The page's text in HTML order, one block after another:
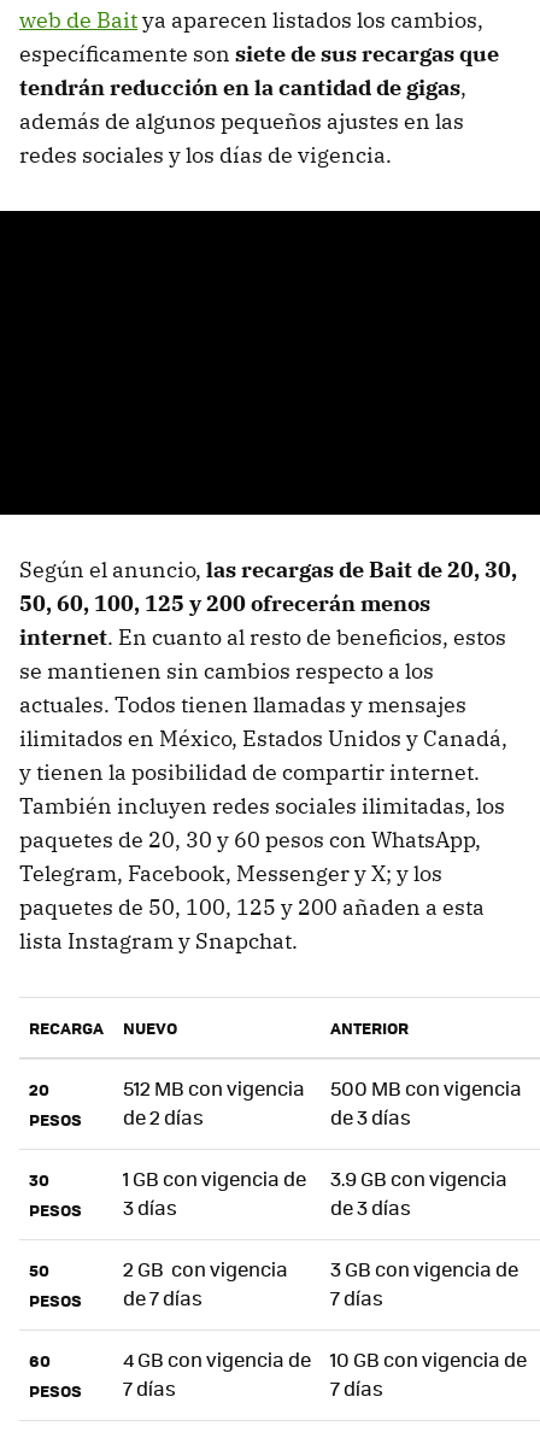
web de Baitya aparecen listados los cambios,
específicamente son siete de sus recargas que
tendrán reducción en la cantidad de gigas,
además de algunos pequeños ajustes en las
redes sociales y los días de vigencia.
Según el anuncio, las recargas de Bait de 20, 30,
50, 60, 100, 125 y 200 ofrecerán menos
internet. En cuanto al resto de beneficios, estos
se mantienen sin cambios respecto a los
actuales. Todos tienen llamadas y mensajes
ilimitados en México, Estados Unidos y Canadá,
y tienen la posibilidad de compartir internet.
También incluyen redes sociales ilimitadas, los
paquetes de 20, 30 y 60 pesos con WhatsApp,
Telegram, Facebook, Messenger y X; y los
paquetes de 50, 100, 125 y 200 añaden a esta
lista Instagram y Snapchat.
RECARGA NUEVO ANTERIOR
20
PESOS
512 MB con vigencia
de 2 días
500 MB con vigencia
de 3 días
30
PESOS
1 GB con vigencia de
3 días
3.9 GB con vigencia
de 3 días
50
PESOS
2 GB con vigencia
de 7 días
3 GB con vigencia de
7 días
60
PESOS
4 GB con vigencia de
7 días
10 GB con vigencia de
7 días